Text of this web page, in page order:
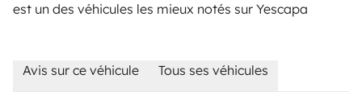
est un des véhicules les mieux notés sur Yescapa
Avis sur ce véhicule Tous ses véhicules